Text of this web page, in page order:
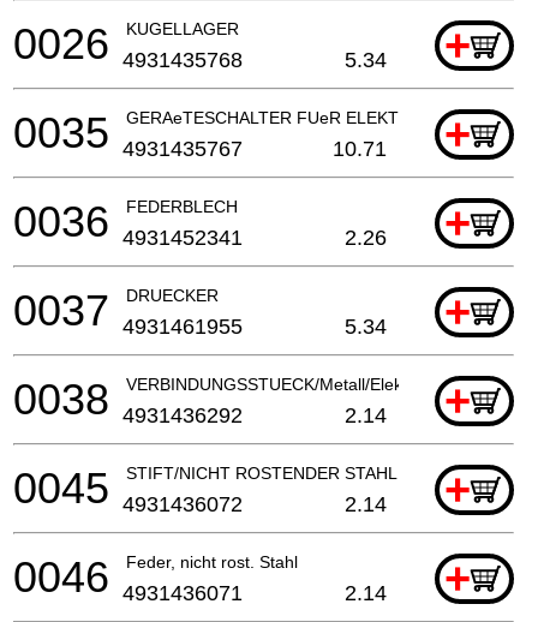
KUGELLAGER +
0026 4931435768 5.34
GERAeTESCHALTER FUeR ELEKTROWERKZEUG
+
0035 4931435767 10.71
FEDERBLECH +
0036 4931452341 2.26
DRUECKER +
0037 4931461955 5.34
VERBINDUNGSSTUECK/Metall/Elektrowerkzeug
+
0038 4931436292 2.14
STIFT/NICHT ROSTENDER STAHL +
0045 4931436072 2.14
Feder, nicht rost. Stahl +
0046 4931436071 2.14